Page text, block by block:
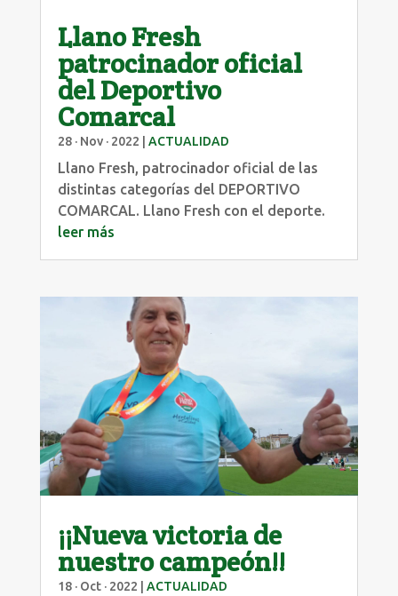
Llano Fresh
patrocinador oficial
del Deportivo
Comarcal
28 · Nov · 2022 ACTUALIDAD
Llano Fresh, patrocinador oficial de las
distintas categorías del DEPORTIVO
COMARCAL. Llano Fresh con el deporte.
leer más
¡¡Nueva victoria de
nuestro campeón!!
18 · Oct · 2022 ACTUALIDAD